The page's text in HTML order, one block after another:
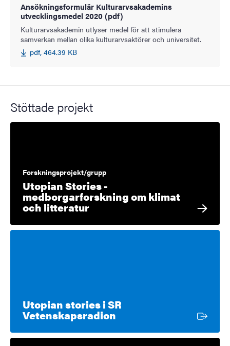
Ansökningsformulär Kulturarvsakademins
utvecklingsmedel 2020 (pdf)
Kulturarvsakademin utlyser medel för att stimulera
samverkan mellan olika kulturarvsaktörer och universitet.
pdf, 464.39 KB
Stöttade projekt
Forskningsprojekt/grupp
Utopian Stories -
medborgarforskning om klimat
och litteratur
Utopian stories i SR
Vetenskapsradion